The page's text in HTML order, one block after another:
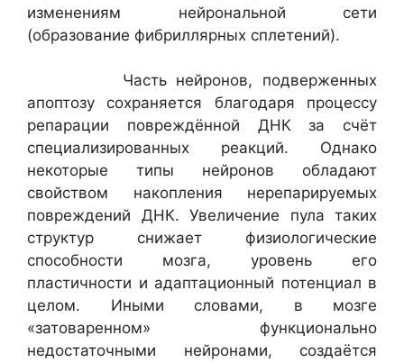
изменениям нейрональной сети
(образование фибриллярных сплетений).
Часть нейронов, подверженных
апоптозу сохраняется благодаря процессу
репарации повреждённой ДНК за счёт
специализированных реакций. Однако
некоторые типы нейронов обладают
свойством накопления нерепарируемых
повреждений ДНК. Увеличение пула таких
структур снижает физиологические
способности мозга, уровень его
пластичности и адаптационный потенциал в
целом. Иными словами, в мозге
«затоваренном» функционально
недостаточными нейронами, создаётся